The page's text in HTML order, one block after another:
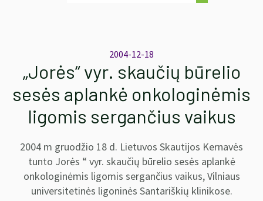
2004-12-18
„Jorės“ vyr. skaučių būrelio
sesės aplankė onkologinėmis
ligomis sergančius vaikus
2004 m gruodžio 18 d. Lietuvos Skautijos Kernavės
tunto Jorės “ vyr. skaučių būrelio sesės aplankė
onkologinėmis ligomis sergančius vaikus, Vilniaus
universitetinės ligoninės Santariškių klinikose.